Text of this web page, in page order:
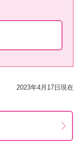
2023年4月17日現在